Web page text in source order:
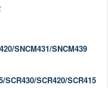
SNCM431/SNCM439
SCR420/SCR415